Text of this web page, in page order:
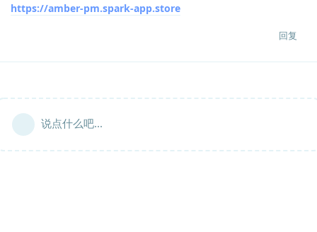
https://amber-pm.spark-app.store
回复
说点什么吧...